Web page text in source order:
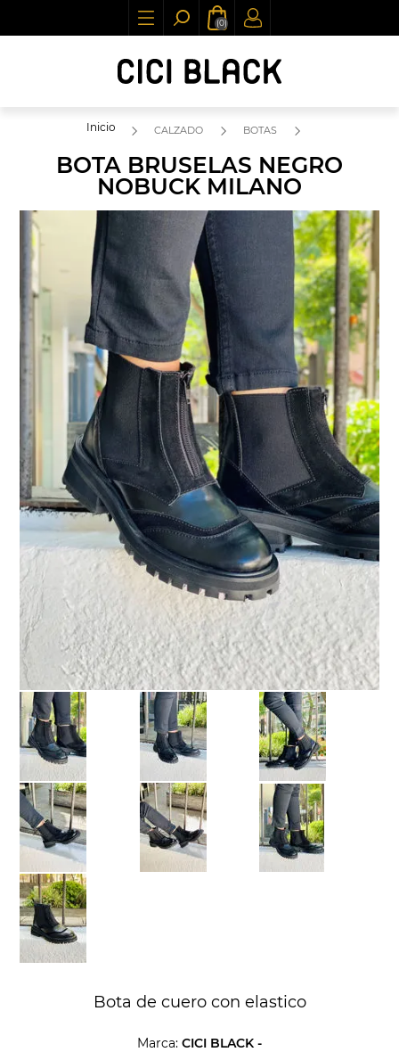
(0)
Inicio CALZADO BOTAS
BOTA BRUSELAS NEGRO
NOBUCK MILANO
Bota de cuero con elastico
Marca: CICI BLACK -